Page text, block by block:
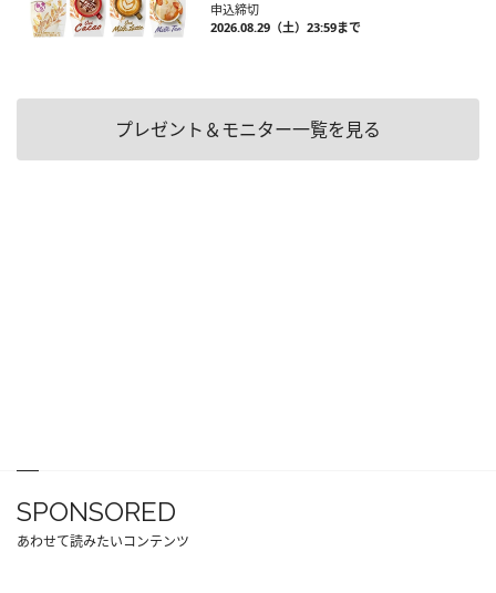
申込締切
2026.08.29（土）23:59まで
プレゼント＆モニター一覧を見る
SPONSORED
あわせて読みたいコンテンツ